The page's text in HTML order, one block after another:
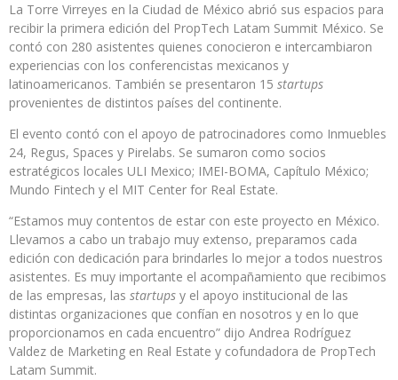
La Torre Virreyes en la Ciudad de México abrió sus espacios para
recibir la primera edición del PropTech Latam Summit México. Se
contó con 280 asistentes quienes conocieron e intercambiaron
experiencias con los conferencistas mexicanos y
latinoamericanos. También se presentaron 15 startups
provenientes de distintos países del continente.
El evento contó con el apoyo de patrocinadores como Inmuebles
24, Regus, Spaces y Pirelabs. Se sumaron como socios
estratégicos locales ULI Mexico; IMEI-BOMA, Capítulo México;
Mundo Fintech y el MIT Center for Real Estate.
“Estamos muy contentos de estar con este proyecto en México.
Llevamos a cabo un trabajo muy extenso, preparamos cada
edición con dedicación para brindarles lo mejor a todos nuestros
asistentes. Es muy importante el acompañamiento que recibimos
de las empresas, las startups y el apoyo institucional de las
distintas organizaciones que confían en nosotros y en lo que
proporcionamos en cada encuentro” dijo Andrea Rodríguez
Valdez de Marketing en Real Estate y cofundadora de PropTech
Latam Summit.